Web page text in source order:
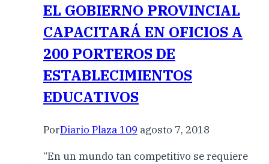
EL GOBIERNO PROVINCIAL
CAPACITARÁ EN OFICIOS A
200 PORTEROS DE
ESTABLECIMIENTOS
EDUCATIVOS
PorDiario Plaza 109 agosto 7, 2018
“En un mundo tan competitivo se requiere